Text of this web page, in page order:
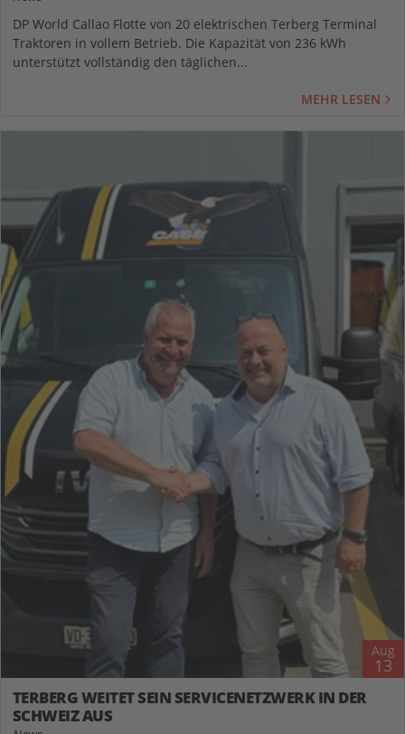
DP World Callao Flotte von 20 elektrischen Terberg Terminal
Traktoren in vollem Betrieb. Die Kapazität von 236 kWh
unterstützt vollständig den täglichen...
MEHR LESEN
Aug
13
TERBERG WEITET SEIN SERVICENETZWERK IN DER
SCHWEIZ AUS